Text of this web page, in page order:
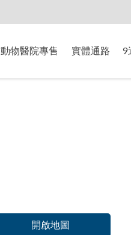
動物醫院專售 實體通路 9
開啟地圖